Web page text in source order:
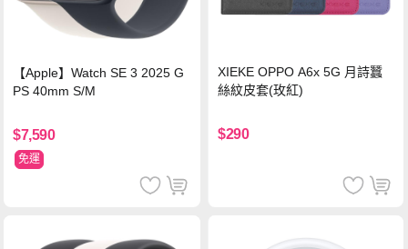
【Apple】Watch SE 3 2025 G
PS 40mm S/M
$7,590
免運
XIEKE OPPO A6x 5G 月詩蠶
絲紋皮套(玫紅)
$290